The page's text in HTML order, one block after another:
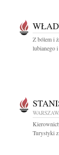
Z bólem i
lubianego
Turystyki z